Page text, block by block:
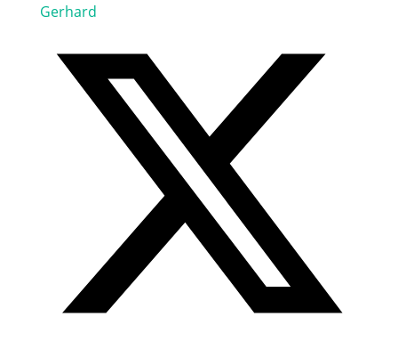
Gerhard